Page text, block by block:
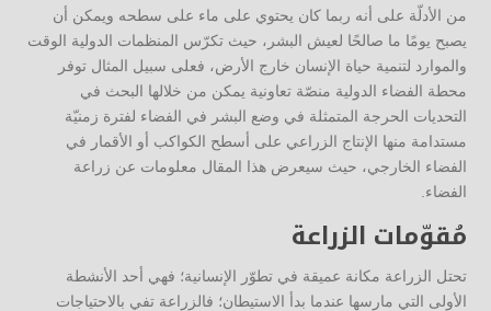
من الأدلّة على أنه ربما كان يحتوي على ماء على سطحه ويمكن أن
يصبح يومًا ما صالحًا لعيش البشر، حيث تكرّس المنظمات الدولية الوقت
والموارد لتنمية حياة الإنسان خارج الأرض، فعلى سبيل المثال توفر
محطة الفضاء الدولية منصّة تعاونية يمكن من خلالها البحث في
التحديات الحرجة المتمثلة في وضع البشر في الفضاء لفترة زمنيّة
مستدامة منها الإنتاج الزراعي على أسطح الكواكب أو الأقمار في
الفضاء الخارجي، حيث سيعرض هذا المقال معلومات عن زراعة
الفضاء.
مُقوّمات الزراعة
تحتل الزراعة مكانة عميقة في تطوّر الإنسانية؛ فهي أحد الأنشطة
الأولى التي مارسها عندما بدأ الاستيطان؛ فالزراعة تفي بالاحتياجات